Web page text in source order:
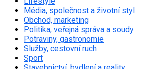
Média, společnost a životní styl
Obchod, marketing
Politika, veřejná správa a soudy
Potraviny, gastronomie
Služby, cestovní ruch
Sport